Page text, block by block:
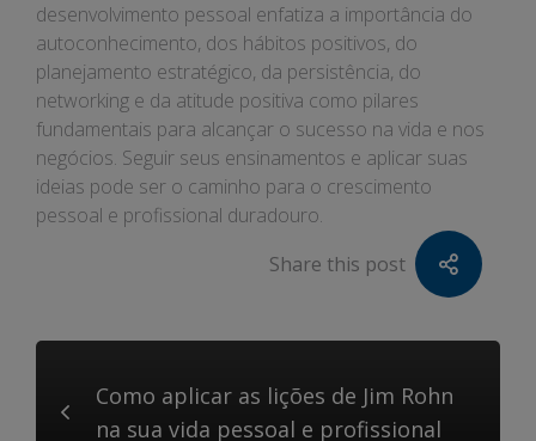
desenvolvimento pessoal enfatiza a importância do
autoconhecimento, dos hábitos positivos, do
planejamento estratégico, da persistência, do
networking e da atitude positiva como pilares
fundamentais para alcançar o sucesso na vida e nos
negócios. Seguir seus ensinamentos e aplicar suas
ideias pode ser o caminho para o crescimento
pessoal e profissional duradouro.
Share this post
Como aplicar as lições de Jim Rohn
na sua vida pessoal e profissional